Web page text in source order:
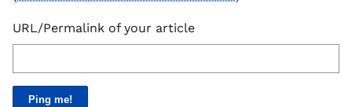
URL/Permalink of your article